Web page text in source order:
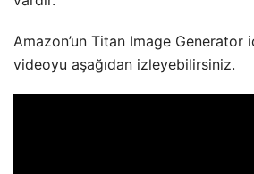
Amazon’un Titan Image Generator
videoyu aşağıdan izleyebilirsiniz.